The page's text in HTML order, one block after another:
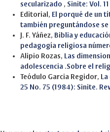
secularizado , Sinite: Vol.
Editorial, El porqué de un
también preguntándose se
J. F. Yáñez, Biblia y
pedagogía religiosa
Alipio Rozas, Las
adolescencia .Sobre el
Teódulo Garcia Regidor,
25 No. 75 (1984): Sinite.